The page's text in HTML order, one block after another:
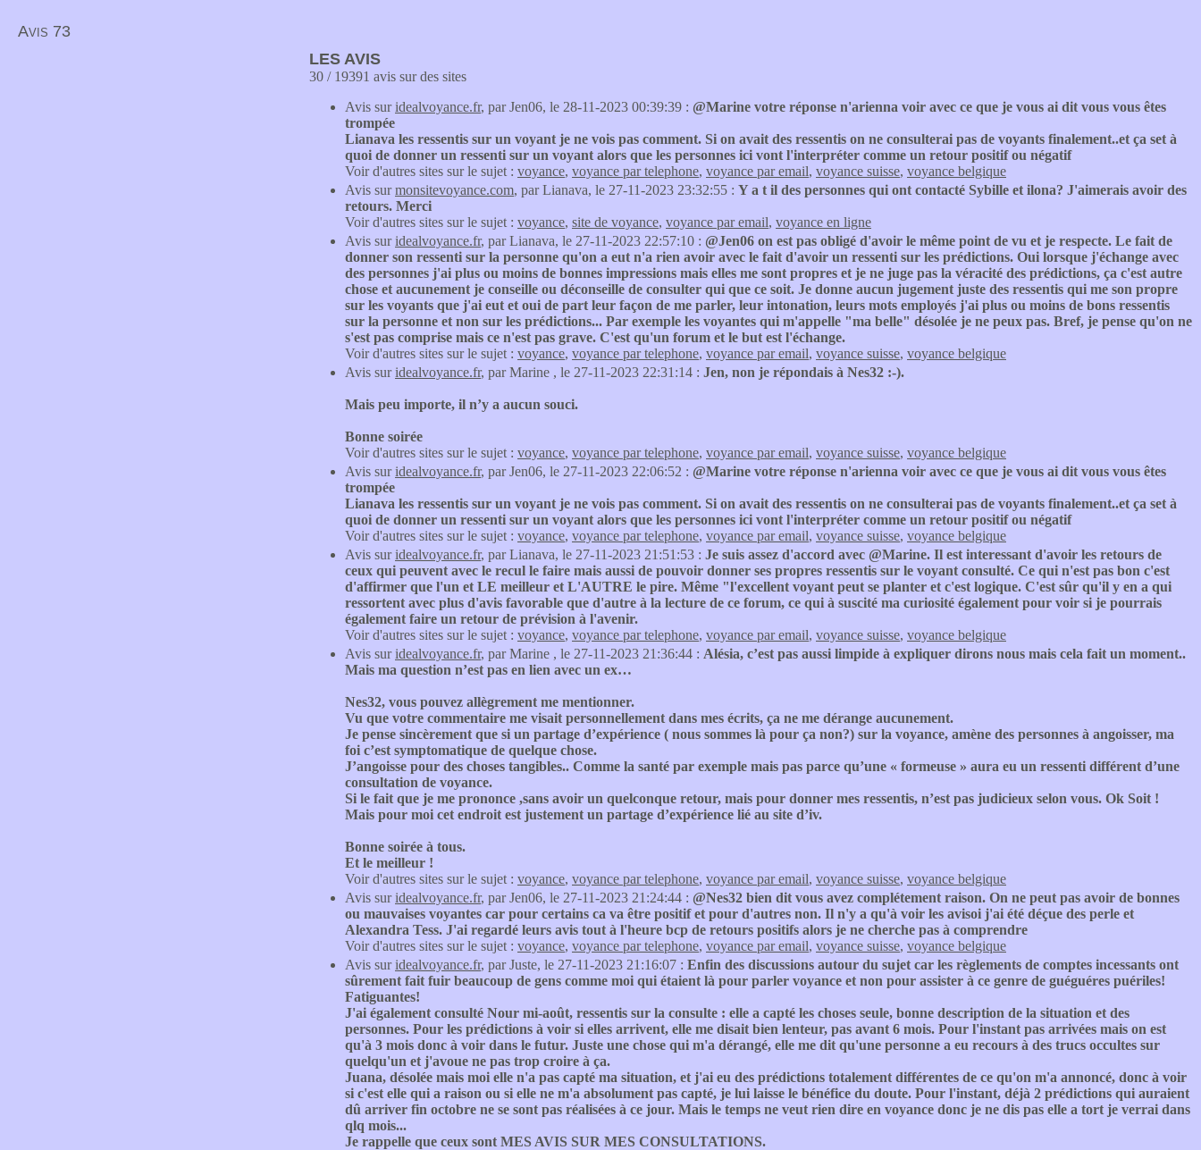
Avis 73
LES AVIS
30 / 19391 avis sur des sites
Avis suridealvoyance.fr, par Jen06, le 28-11-2023 00:39:39 : @Marine votre réponse n'arienna voir avec ce que je vous ai dit vous vous êtes
trompée
Lianava les ressentis sur un voyant je ne vois pas comment. Si on avait des ressentis on ne consulterai pas de voyants finalement..et ça set à
quoi de donner un ressenti sur un voyant alors que les personnes ici vont l'interpréter comme un retour positif ou négatif
Voir d'autres sites sur le sujet : voyance, voyance par telephone, voyance par email, voyance suisse, voyance belgique
Avis surmonsitevoyance.com, par Lianava, le 27-11-2023 23:32:55 : Y a t il des personnes qui ont contacté Sybille et ilona? J'aimerais avoir des
retours. Merci
Voir d'autres sites sur le sujet : voyance, site de voyance, voyance par email, voyance en ligne
Avis suridealvoyance.fr, par Lianava, le 27-11-2023 22:57:10 : @Jen06 on est pas obligé d'avoir le même point de vu et je respecte. Le fait de
donner son ressenti sur la personne qu'on a eut n'a rien avoir avec le fait d'avoir un ressenti sur les prédictions. Oui lorsque j'échange avec
des personnes j'ai plus ou moins de bonnes impressions mais elles me sont propres et je ne juge pas la véracité des prédictions, ça c'est autre
chose et aucunement je conseille ou déconseille de consulter qui que ce soit. Je donne aucun jugement juste des ressentis qui me son propre
sur les voyants que j'ai eut et oui de part leur façon de me parler, leur intonation, leurs mots employés j'ai plus ou moins de bons ressentis
sur la personne et non sur les prédictions... Par exemple les voyantes qui m'appelle "ma belle" désolée je ne peux pas. Bref, je pense qu'on ne
s'est pas comprise mais ce n'est pas grave. C'est qu'un forum et le but est l'échange.
Voir d'autres sites sur le sujet : voyance, voyance par telephone, voyance par email, voyance suisse, voyance belgique
Avis suridealvoyance.fr, par Marine , le 27-11-2023 22:31:14 : Jen, non je répondais à Nes32 :-).
Mais peu importe, il n’y a aucun souci.
Bonne soirée
Voir d'autres sites sur le sujet : voyance, voyance par telephone, voyance par email, voyance suisse, voyance belgique
Avis suridealvoyance.fr, par Jen06, le 27-11-2023 22:06:52 : @Marine votre réponse n'arienna voir avec ce que je vous ai dit vous vous êtes
trompée
Lianava les ressentis sur un voyant je ne vois pas comment. Si on avait des ressentis on ne consulterai pas de voyants finalement..et ça set à
quoi de donner un ressenti sur un voyant alors que les personnes ici vont l'interpréter comme un retour positif ou négatif
Voir d'autres sites sur le sujet : voyance, voyance par telephone, voyance par email, voyance suisse, voyance belgique
Avis suridealvoyance.fr, par Lianava, le 27-11-2023 21:51:53 : Je suis assez d'accord avec @Marine. Il est interessant d'avoir les retours de
ceux qui peuvent avec le recul le faire mais aussi de pouvoir donner ses propres ressentis sur le voyant consulté. Ce qui n'est pas bon c'est
d'affirmer que l'un et LE meilleur et L'AUTRE le pire. Même "l'excellent voyant peut se planter et c'est logique. C'est sûr qu'il y en a qui
ressortent avec plus d'avis favorable que d'autre à la lecture de ce forum, ce qui à suscité ma curiosité également pour voir si je pourrais
également faire un retour de prévision à l'avenir.
Voir d'autres sites sur le sujet : voyance, voyance par telephone, voyance par email, voyance suisse, voyance belgique
Avis suridealvoyance.fr, par Marine , le 27-11-2023 21:36:44 : Alésia, c’est pas aussi limpide à expliquer dirons nous mais cela fait un moment..
Mais ma question n’est pas en lien avec un ex…
Nes32, vous pouvez allègrement me mentionner.
Vu que votre commentaire me visait personnellement dans mes écrits, ça ne me dérange aucunement.
Je pense sincèrement que si un partage d’expérience ( nous sommes là pour ça non?) sur la voyance, amène des personnes à angoisser, ma
foi c’est symptomatique de quelque chose.
J’angoisse pour des choses tangibles.. Comme la santé par exemple mais pas parce qu’une « formeuse » aura eu un ressenti différent d’une
consultation de voyance.
Si le fait que je me prononce ,sans avoir un quelconque retour, mais pour donner mes ressentis, n’est pas judicieux selon vous. Ok Soit !
Mais pour moi cet endroit est justement un partage d’expérience lié au site d’iv.
Bonne soirée à tous.
Et le meilleur !
Voir d'autres sites sur le sujet : voyance, voyance par telephone, voyance par email, voyance suisse, voyance belgique
Avis suridealvoyance.fr, par Jen06, le 27-11-2023 21:24:44 : @Nes32 bien dit vous avez complétement raison. On ne peut pas avoir de bonnes
ou mauvaises voyantes car pour certains ca va être positif et pour d'autres non. Il n'y a qu'à voir les avisoi j'ai été déçue des perle et
Alexandra Tess. J'ai regardé leurs avis tout à l'heure bcp de retours positifs alors je ne cherche pas à comprendre
Voir d'autres sites sur le sujet : voyance, voyance par telephone, voyance par email, voyance suisse, voyance belgique
Avis suridealvoyance.fr, par Juste, le 27-11-2023 21:16:07 : Enfin des discussions autour du sujet car les règlements de comptes incessants ont
sûrement fait fuir beaucoup de gens comme moi qui étaient là pour parler voyance et non pour assister à ce genre de guéguéres puériles!
Fatiguantes!
J'ai également consulté Nour mi-août, ressentis sur la consulte : elle a capté les choses seule, bonne description de la situation et des
personnes. Pour les prédictions à voir si elles arrivent, elle me disait bien lenteur, pas avant 6 mois. Pour l'instant pas arrivées mais on est
qu'à 3 mois donc à voir dans le futur. Juste une chose qui m'a dérangé, elle me dit qu'une personne a eu recours à des trucs occultes sur
quelqu'un et j'avoue ne pas trop croire à ça.
Juana, désolée mais moi elle n'a pas capté ma situation, et j'ai eu des prédictions totalement différentes de ce qu'on m'a annoncé, donc à voir
si c'est elle qui a raison ou si elle ne m'a absolument pas capté, je lui laisse le bénéfice du doute. Pour l'instant, déjà 2 prédictions qui auraient
dû arriver fin octobre ne se sont pas réalisées à ce jour. Mais le temps ne veut rien dire en voyance donc je ne dis pas elle a tort je verrai dans
qlq mois...
Je rappelle que ceux sont MES AVIS SUR MES CONSULTATIONS.